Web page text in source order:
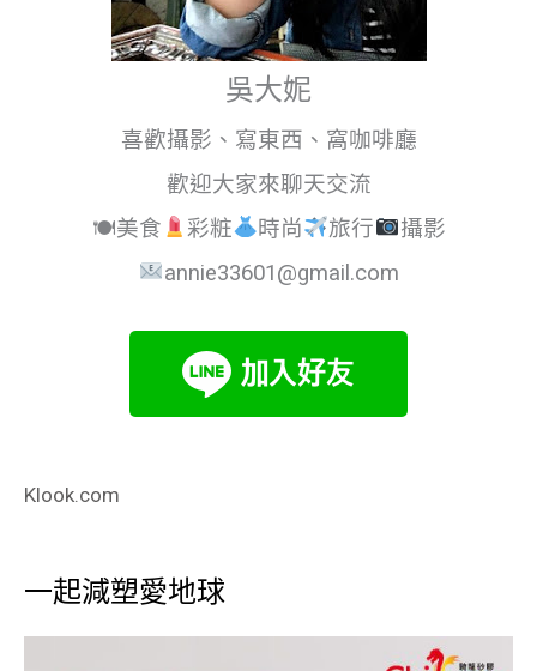
吳大妮
喜歡攝影、寫東西、窩咖啡廳
歡迎大家來聊天交流
🍽美食
彩粧 時尚 旅行
攝影
annie33601@gmail.com
Klook.com
一起減塑愛地球